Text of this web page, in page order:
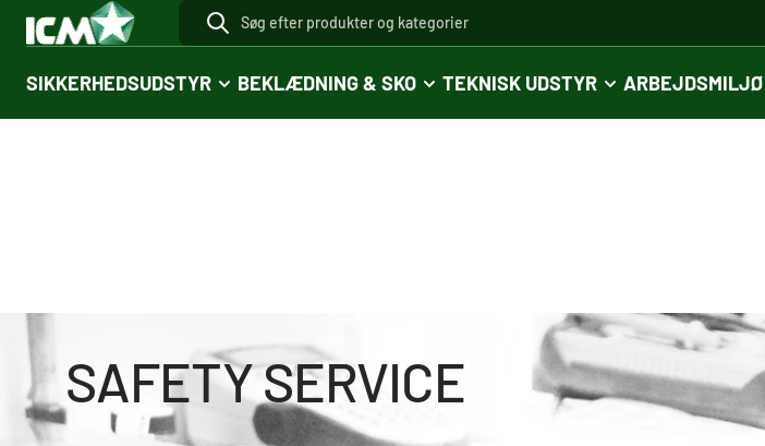
SIKKERHEDSUDSTYR BEKLÆDNING & SKO TEKNISK UDSTYR ARBEJDSMILJØ
SAFETY SERVICE